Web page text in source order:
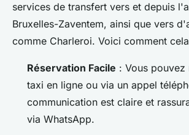
services de transfert vers et depuis
Bruxelles-Zaventem, ainsi que vers
comme Charleroi. Voici comment
Réservation Facile : Vous
taxi en ligne ou via un appel
communication est claire et
via WhatsApp.